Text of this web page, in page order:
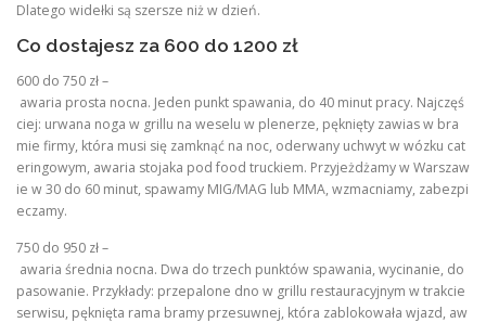
Dlatego widełki są szersze niż w dzień.
Co dostajesz za 600 do 1200 zł
600 do 750 zł –
awaria prosta nocna. Jeden punkt spawania, do 40 minut pracy. Najczęś
ciej: urwana noga w grillu na weselu w plenerze, pęknięty zawias w bra
mie firmy, która musi się zamknąć na noc, oderwany uchwyt w wózku cat
eringowym, awaria stojaka pod food truckiem. Przyjeżdżamy w Warszaw
ie w 30 do 60 minut, spawamy MIG/MAG lub MMA, wzmacniamy, zabezpi
eczamy.
750 do 950 zł –
awaria średnia nocna. Dwa do trzech punktów spawania, wycinanie, do
pasowanie. Przykłady: przepalone dno w grillu restauracyjnym w trakcie
serwisu, pęknięta rama bramy przesuwnej, która zablokowała wjazd, aw